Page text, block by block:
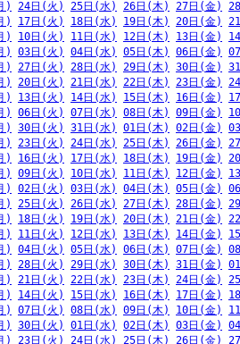
) 24日(火) 25日(水) 26日(木) 27日(金)
) 17日(火) 18日(水) 19日(木) 20日(金)
) 10日(火) 11日(水) 12日(木) 13日(金)
) 03日(火) 04日(水) 05日(木) 06日(金)
) 27日(火) 28日(水) 29日(木) 30日(金)
) 20日(火) 21日(水) 22日(木) 23日(金)
) 13日(火) 14日(水) 15日(木) 16日(金)
) 06日(火) 07日(水) 08日(木) 09日(金)
) 30日(火) 31日(水) 01日(木) 02日(金)
) 23日(火) 24日(水) 25日(木) 26日(金)
) 16日(火) 17日(水) 18日(木) 19日(金)
) 09日(火) 10日(水) 11日(木) 12日(金)
) 02日(火) 03日(水) 04日(木) 05日(金)
) 25日(火) 26日(水) 27日(木) 28日(金)
) 18日(火) 19日(水) 20日(木) 21日(金)
) 11日(火) 12日(水) 13日(木) 14日(金)
) 04日(火) 05日(水) 06日(木) 07日(金)
) 28日(火) 29日(水) 30日(木) 31日(金)
) 21日(火) 22日(水) 23日(木) 24日(金)
) 14日(火) 15日(水) 16日(木) 17日(金)
) 07日(火) 08日(水) 09日(木) 10日(金)
) 30日(火) 01日(水) 02日(木) 03日(金)
) 23日(火) 24日(水) 25日(木) 26日(金)